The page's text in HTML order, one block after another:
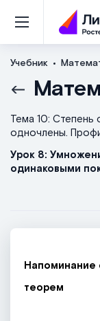
Учебник
Тема 10: Степень
одночлены.
Урок 8:
одинаковыми
Напоминание
теорем